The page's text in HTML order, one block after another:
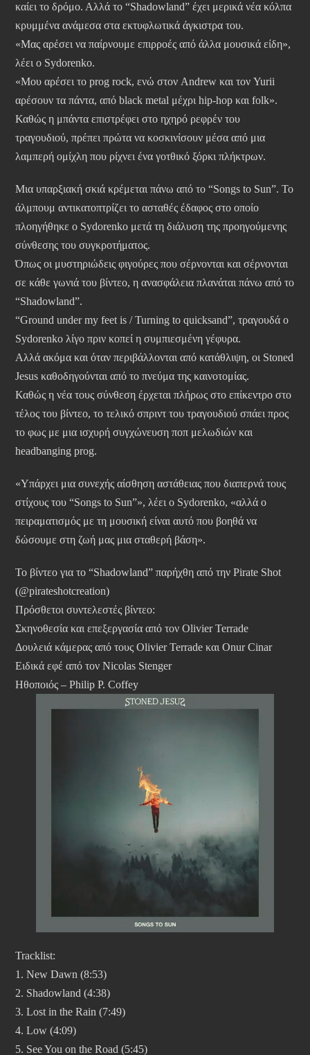
καίει το δρόμο. Αλλά το “Shadowland” έχει μερικά νέα κόλπα
κρυμμένα ανάμεσα στα εκτυφλωτικά άγκιστρα του.
«Μας αρέσει να παίρνουμε επιρροές από άλλα μουσικά είδη»,
λέει ο Sydorenko.
«Μου αρέσει το prog rock, ενώ στον Andrew και τον Yurii
αρέσουν τα πάντα, από black metal μέχρι hip-hop και folk».
Καθώς η μπάντα επιστρέφει στο ηχηρό ρεφρέν του
τραγουδιού, πρέπει πρώτα να κοσκινίσουν μέσα από μια
λαμπερή ομίχλη που ρίχνει ένα γοτθικό ξόρκι πλήκτρων.
Μια υπαρξιακή σκιά κρέμεται πάνω από το “Songs to Sun”. Το
άλμπουμ αντικατοπτρίζει το ασταθές έδαφος στο οποίο
πλοηγήθηκε ο Sydorenko μετά τη διάλυση της προηγούμενης
σύνθεσης του συγκροτήματος.
Όπως οι μυστηριώδεις φιγούρες που σέρνονται και σέρνονται
σε κάθε γωνιά του βίντεο, η ανασφάλεια πλανάται πάνω από το
“Shadowland”.
“Ground under my feet is / Turning to quicksand”, τραγουδά ο
Sydorenko λίγο πριν κοπεί η συμπιεσμένη γέφυρα.
Αλλά ακόμα και όταν περιβάλλονται από κατάθλιψη, οι Stoned
Jesus καθοδηγούνται από το πνεύμα της καινοτομίας.
Καθώς η νέα τους σύνθεση έρχεται πλήρως στο επίκεντρο στο
τέλος του βίντεο, το τελικό σπριντ του τραγουδιού σπάει προς
το φως με μια ισχυρή συγχώνευση ποπ μελωδιών και
headbanging prog.
«Υπάρχει μια συνεχής αίσθηση αστάθειας που διαπερνά τους
στίχους του “Songs to Sun”», λέει ο Sydorenko, «αλλά ο
πειραματισμός με τη μουσική είναι αυτό που βοηθά να
δώσουμε στη ζωή μας μια σταθερή βάση».
Το βίντεο για το “Shadowland” παρήχθη από την Pirate Shot
(@pirateshotcreation)
Πρόσθετοι συντελεστές βίντεο:
Σκηνοθεσία και επεξεργασία από τον Olivier Terrade
Δουλειά κάμερας από τους Olivier Terrade και Onur Cinar
Ειδικά εφέ από τον Nicolas Stenger
Ηθοποιός – Philip P. Coffey
Tracklist:
1. New Dawn (8:53)
2. Shadowland (4:38)
3. ​Lost in the Rain (7:49)
4. Low (4:09)
5. ​See You on the Road (5:45)